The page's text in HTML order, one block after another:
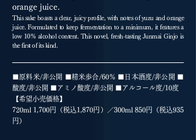
orange juice.
This sake boasts a clear, juicy profile, with notes of yuzu and orange
juice. Formulated to keep fermentation to a minimum, it features a
low 10% alcohol content. This novel, fresh-tasting Junmai Ginjo is
the first of its kind.
■原料米/非公開 ■精米歩合/60％ ■日本酒度/非公開 ■
酸度/非公開 ■アミノ酸度/非公開 ■アルコール度/10度
【希望小売価格】
720ml 1,700円（税込1,870円）／300ml 850円（税込935
円）